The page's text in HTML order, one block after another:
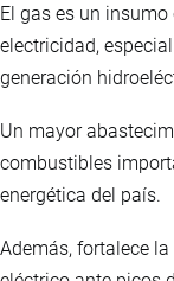
El gas es un
electricidad,
generación
Un mayor
combustibles
energética del país.
Además, fortalece